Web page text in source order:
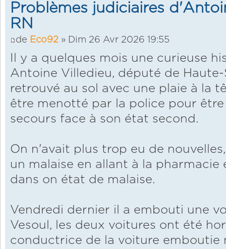
Problèmes judiciaires
RN
de Eco92 » Dim 26 Avr 2026 19:55
Il y a quelques mois une curieuse
Antoine Villedieu, député de Haute-
retrouvé au sol avec une plaie à la
être menotté par la police pour
secours face à son état second.
On n'avait plus trop eu de
un malaise en allant à la
dans on état de malaise.
Vendredi dernier il a embouti une
Vesoul, les deux voitures ont été
conductrice de la voiture emboutie